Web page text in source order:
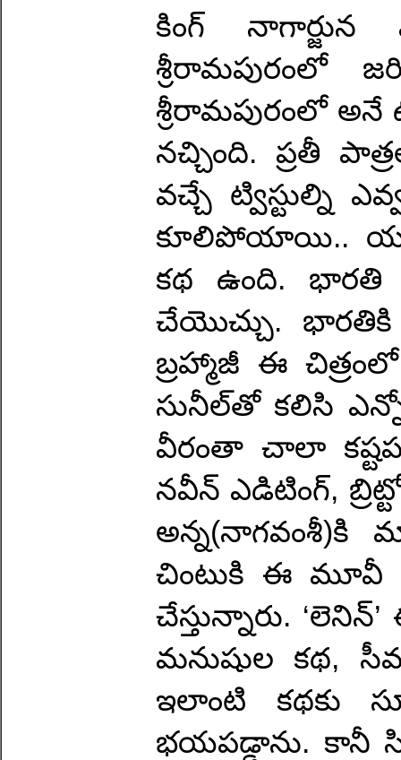
కింగ్ నాగార్జున
శ్రీరామపురంలో
శ్రీరామపురంలో అనే
నచ్చింది. ప్రతీ
వచ్చే ట్విస్టుల్ని
కూలిపోయాయి..
కథ ఉంది. భారతి
చేయొచ్చు.
బ్రహ్మాజీ ఈ
సునీల్‌తో కలిసి
వీరంతా చాలా
నవీన్ ఎడిటింగ్,
అన్న‌(నాగవంశీ)కి
చింటుకి ఈ మూవీ
చేస్తున్నారు.
మనుషుల కథ,
ఇలాంటి కథకు
భయపడ్డాను. కానీ